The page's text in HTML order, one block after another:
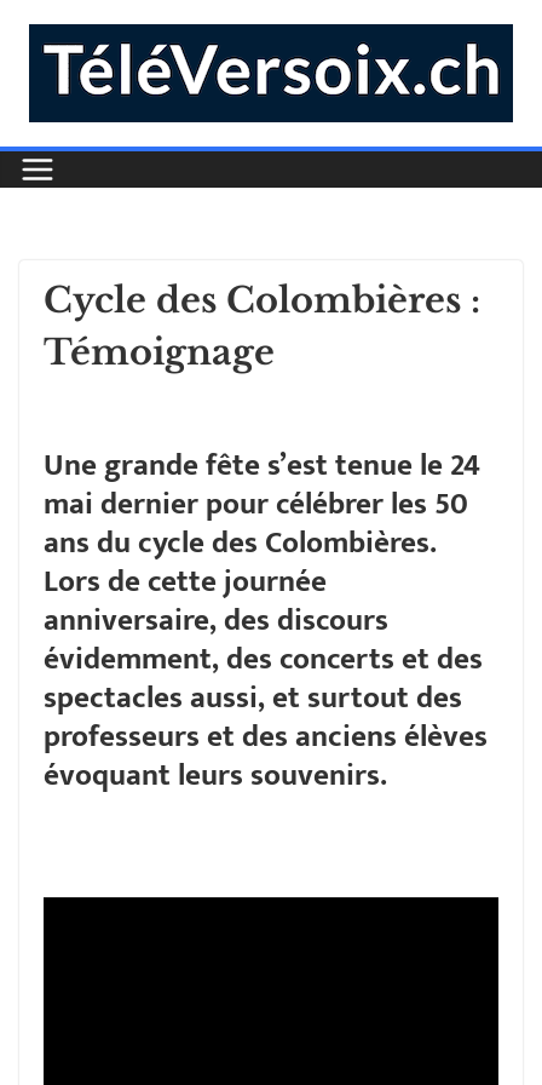
Cycle des Colombières :
Témoignage
Une grande fête s’est tenue le 24
mai dernier pour célébrer les 50
ans du cycle des Colombières.
Lors de cette journée
anniversaire, des discours
évidemment, des concerts et des
spectacles aussi, et surtout des
professeurs et des anciens élèves
évoquant leurs souvenirs.